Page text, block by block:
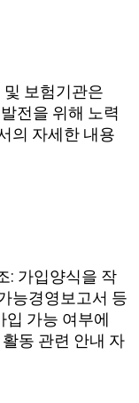
및 보험기관은
전을 위해 노력
의 자세한 내용
: 가입양식을 작
능경영보고서 등
입 가능 여부에
동 관련 안내 자